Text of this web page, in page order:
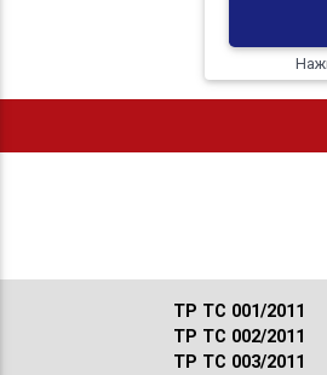
ТР ТС 001/2011
ТР ТС 002/2011
ТР ТС 003/2011